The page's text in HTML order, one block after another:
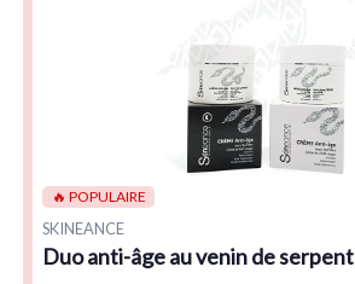
🔥 POPULAIRE
SKINEANCE
Duo anti-âge au venin de serpent